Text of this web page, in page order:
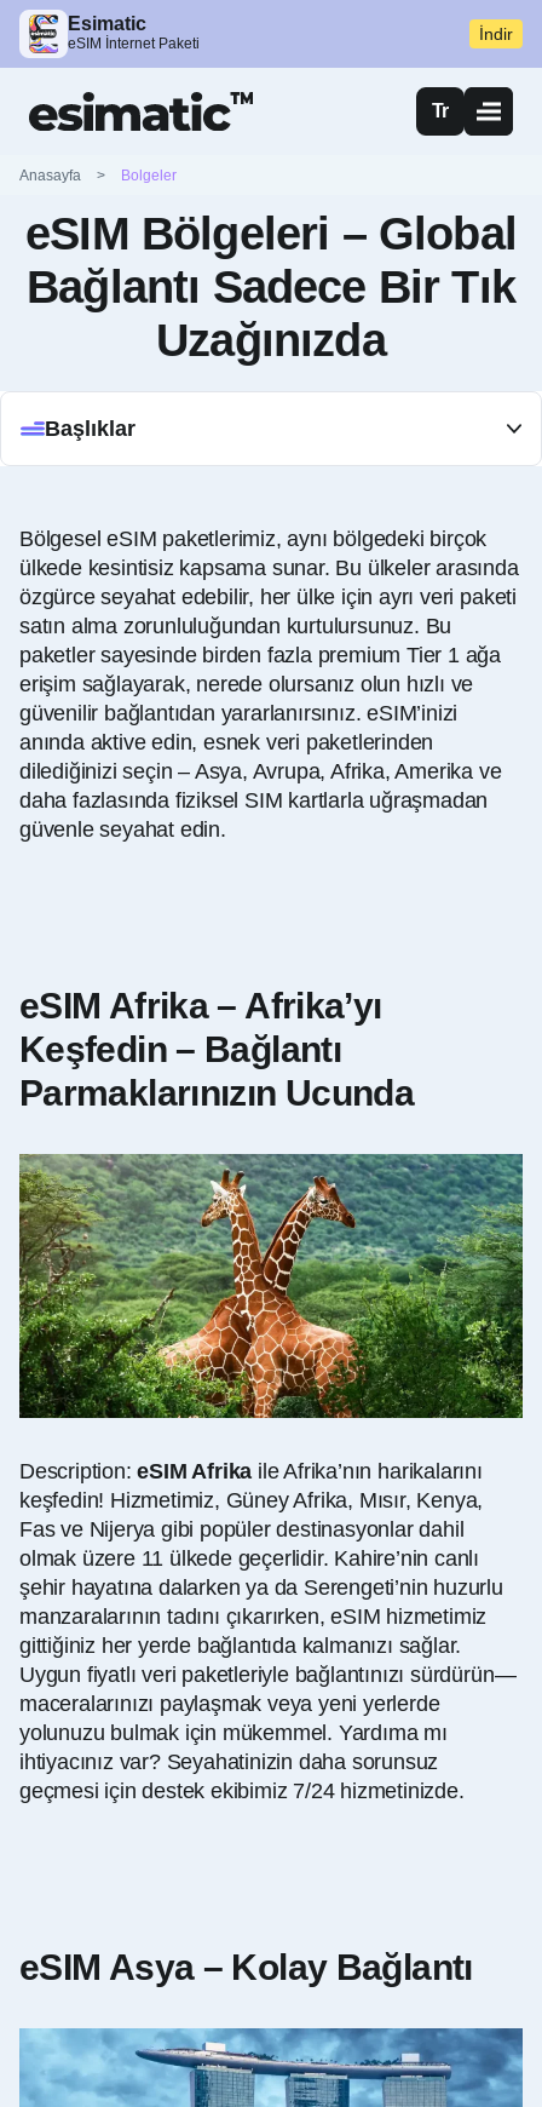
Esimatic
eSIM İnternet Paketi İndir
Tr
Anasayfa > Bolgeler
eSIM Bölgeleri – Global
Bağlantı Sadece Bir Tık
Uzağınızda
Başlıklar
Bölgesel eSIM paketlerimiz, aynı bölgedeki birçok
ülkede kesintisiz kapsama sunar. Bu ülkeler arasında
özgürce seyahat edebilir, her ülke için ayrı veri paketi
satın alma zorunluluğundan kurtulursunuz. Bu
paketler sayesinde birden fazla premium Tier 1 ağa
erişim sağlayarak, nerede olursanız olun hızlı ve
güvenilir bağlantıdan yararlanırsınız. eSIM’inizi
anında aktive edin, esnek veri paketlerinden
dilediğinizi seçin – Asya, Avrupa, Afrika, Amerika ve
daha fazlasında fiziksel SIM kartlarla uğraşmadan
güvenle seyahat edin.
eSIM Afrika – Afrika’yı
Keşfedin – Bağlantı
Parmaklarınızın Ucunda
Description:eSIM Afrika ile Afrika’nın harikalarını
keşfedin! Hizmetimiz, Güney Afrika, Mısır, Kenya,
Fas ve Nijerya gibi popüler destinasyonlar dahil
olmak üzere 11 ülkede geçerlidir. Kahire’nin canlı
şehir hayatına dalarken ya da Serengeti’nin huzurlu
manzaralarının tadını çıkarırken, eSIM hizmetimiz
gittiğiniz her yerde bağlantıda kalmanızı sağlar.
Uygun fiyatlı veri paketleriyle bağlantınızı sürdürün—
maceralarınızı paylaşmak veya yeni yerlerde
yolunuzu bulmak için mükemmel. Yardıma mı
ihtiyacınız var? Seyahatinizin daha sorunsuz
geçmesi için destek ekibimiz 7/24 hizmetinizde.
eSIM Asya – Kolay Bağlantı